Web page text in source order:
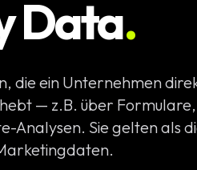
AI Development
Premium Webseiten
Komplexe Weblösungen
Individueller Rechner /
Data.
die ein Unternehmen
— z.B. über
Analysen. Sie gelten als